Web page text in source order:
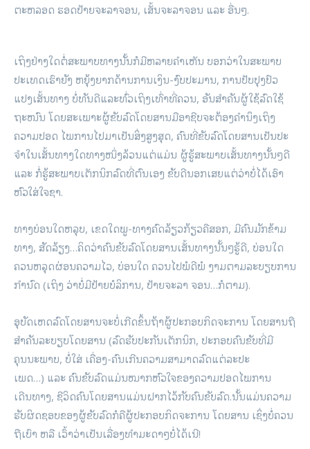
ຕະຫລອດ ຮອດປ້າຍຈະລາຈອນ, ເສັ້ນຈະລາຈອນ ແລະ ອື່ນໆ.
ເຖິງຢ່າງໃດຕໍ່ສະພາບທາງນັ້ນກໍມີຫລາຍຄໍາເຫັນ ບອກວ່າໃນສະພາບ
ປະເທດເຮົາຍັງ ຫຍຸ້ງຍາກດ້ານການເງິນ-ງົບປະມານ, ການປັບປຸງປົວ
ແປງເສັ້ນທາງ ບໍ່ທັນດີແລະທົ່ວເຖິງເທົ່າທີ່ຄວນ, ອັນສໍາຄັນຜູ້ໃຊ້ລົດໃຊ້
ຖະໜົນ ໂດຍສະເພາະຜູ້ຂັບລົດໂດຍສານມືອາຊີບຈະຕ້ອງຄໍານຶງເຖິງ
ຄວາມປອດ ໄພການໄປມາເປັນສິ່ງສູງສຸດ, ຄົນທີ່ຂັບລົດໂດຍສານເປັນປະ
ຈໍາໃນເສັ້ນທາງໃດທາງໜຶ່ງລ້ວນແຕ່ແມ່ນ ຜູ້ຮູ້ສະພາບເສັ້ນທາງນັ້ນໆດີ
ແລະ ກໍ່ຮູ້ສະພາບເຕັກນິກລົດທີ່ຕົນເອງ ຂັບດີນອກເສຍແຕ່ວ່າບໍ່ໄດ້ເອົາ
ຫົວໃສ່ໃຈຊາ.
ທາງບ່ອນໃດຫລຸບ, ເຂດໃດພູ-ທາງຄົດລ້ຽວກ້ຽວຄືສອກ, ມີຄົນມັກຂ້າມ
ທາງ, ສັດລ້ຽງ…ຄິດວ່າຄົນຂັບລົດໂດຍສານເສັ້ນທາງນັ້ນໆຮູ້ດີ, ບ່ອນໃດ
ຄວນຫລຸດຜ່ອນຄວາມໄວ, ບ່ອນໃດ ຄວນໄປພໍດີພໍ ງາມຕາມລະບຽບການ
ກໍານົດ (ເຖິງ ວ່າບໍ່ມີປ້າຍບໍລິການ, ປ້າຍຈະລາ ຈອນ…ກໍຕາມ).
ອຸບັດເຫດລົດໂດຍສານຈະບໍ່ເກີດຂຶ້ນຖ້າຜູ້ປະກອບກິດຈະການ ໂດຍສານຖື
ສໍາຄັນລະບຽບໂດຍສານ (ລົດຮັບປະກັນເຕັກນິກ, ປະກອບຄົນຂັບທີ່ມີ
ຄຸນນະພາບ, ບໍ່ໃສ່ ເຄື່ອງ-ຄົນເກີນຄວາມສາມາດລົດແຕ່ລະປະ
ເພດ…) ແລະ ຄົນຂັບລົດແມ່ນໝາກຫົວໃຈຂອງຄວາມປອດໄພການ
ເດີນທາງ, ຊີວິດຄົນໂດຍສານແມ່ນຝາກໄວ້ກັບຄົນຂັບລົດ.ນັ້ນແມ່ນຄວາມ
ຮັບຜິດຊອບຂອງຜູ້ຂັບລົດກໍຄືຜູ້ປະກອບກິດຈະການ ໂດຍສານ ເຊິ່ງບໍ່ຄວນ
ຖືເບົາ ຫລື ເວົ້າວ່າເປັນເລື່ອງທໍາມະດາໆບໍ່ໄດ້ເນີ!